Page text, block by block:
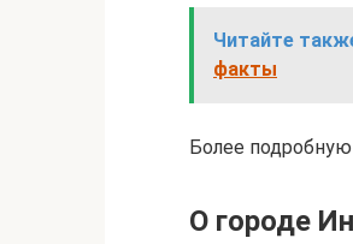
Читайте
факты
Более
О городе